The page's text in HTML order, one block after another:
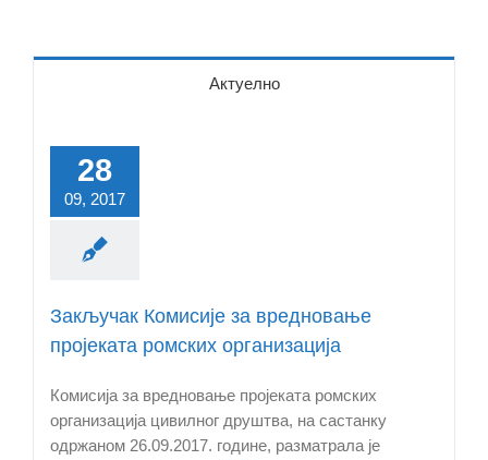
Актуелно
28
09, 2017
Закључак Комисије за вредновање
пројеката ромских организација
Комисија за вредновање пројеката ромских
организација цивилног друштва, на састанку
одржаном 26.09.2017. године, разматрала је